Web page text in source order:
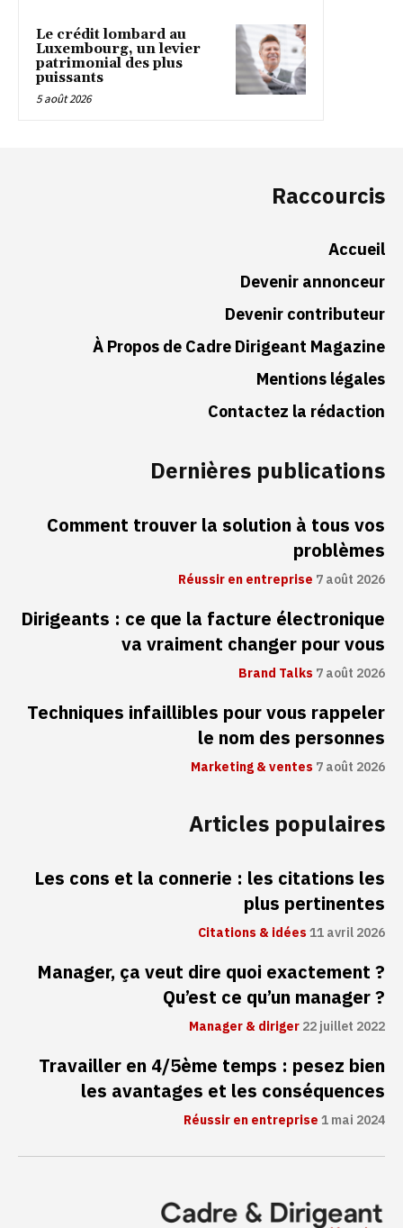
Le crédit lombard au
Luxembourg, un levier
patrimonial des plus
puissants
5 août 2026
Raccourcis
Accueil
Devenir annonceur
Devenir contributeur
À Propos de Cadre Dirigeant Magazine
Mentions légales
Contactez la rédaction
Dernières publications
Comment trouver la solution à tous vos
problèmes
Réussir en entreprise 7 août 2026
Dirigeants : ce que la facture électronique
va vraiment changer pour vous
Brand Talks7 août 2026
Techniques infaillibles pour vous rappeler
le nom des personnes
Marketing & ventes7 août 2026
Articles populaires
Les cons et la connerie : les citations les
plus pertinentes
Citations & idées11 avril 2026
Manager, ça veut dire quoi exactement ?
Qu’est ce qu’un manager ?
Manager & diriger22 juillet 2022
Travailler en 4/5ème temps : pesez bien
les avantages et les conséquences
Réussir en entreprise1 mai 2024